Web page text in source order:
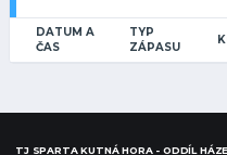
DATUM A
ČAS
TYP
ZÁPASU
TJ SPARTA KUTNÁ HORA - ODDÍL